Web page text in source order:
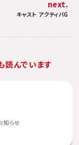
next.
キャスト アクティバG
読んでいます
知らせ